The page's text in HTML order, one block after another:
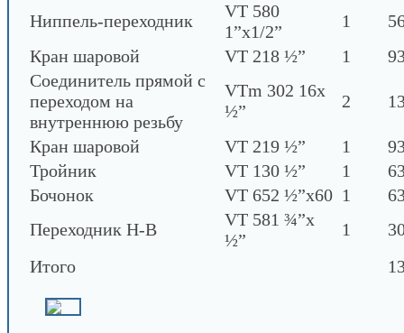
Ниппель-переходник
VT 580
1”х1/2”
1
Кран шаровой
VT 218 ½” 1
Соединитель прямой с
переходом на
внутреннюю резьбу
VTm 302 16х
½”
2
Кран шаровой VT 219 ½” 1
Тройник
VT 130 ½” 1
Бочонок
VT 652 ½”х60 1
Переходник Н-В
VT 581 ¾”х
½”
1
Итого